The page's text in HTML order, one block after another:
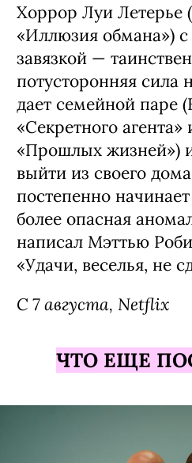
Хоррор Луи Летерье
«Иллюзия обмана»)
завязкой —
потусторонняя сила
дает семейной паре
«Секретного
«Прошлых жизней»)
выйти из своего
постепенно
более опасная
написал Мэттью
«Удачи, веселья, не
С 7 августа, Netflix
ЧТО ЕЩЕ